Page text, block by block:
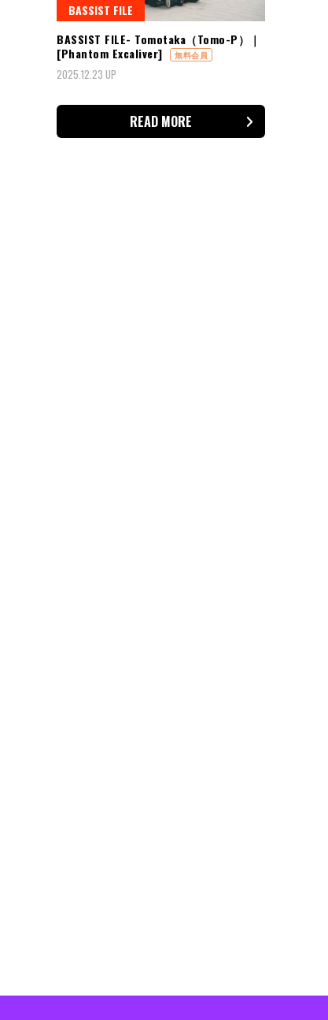
BASSIST FILE
BASSIST FILE- Tomotaka（Tomo-P）｜
[Phantom Excaliver]
無料会員
2025.12.23 UP
READ MORE